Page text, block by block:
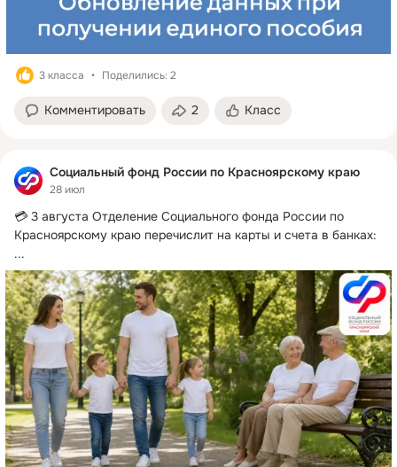
3 класса Поделились: 2
Комментировать 2 Класс
Социальный фонд России по Красноярскому краю
28 июл
💳 3 августа Отделение Социального фонда России по
Красноярскому краю перечислит на карты и счета в банках:
...